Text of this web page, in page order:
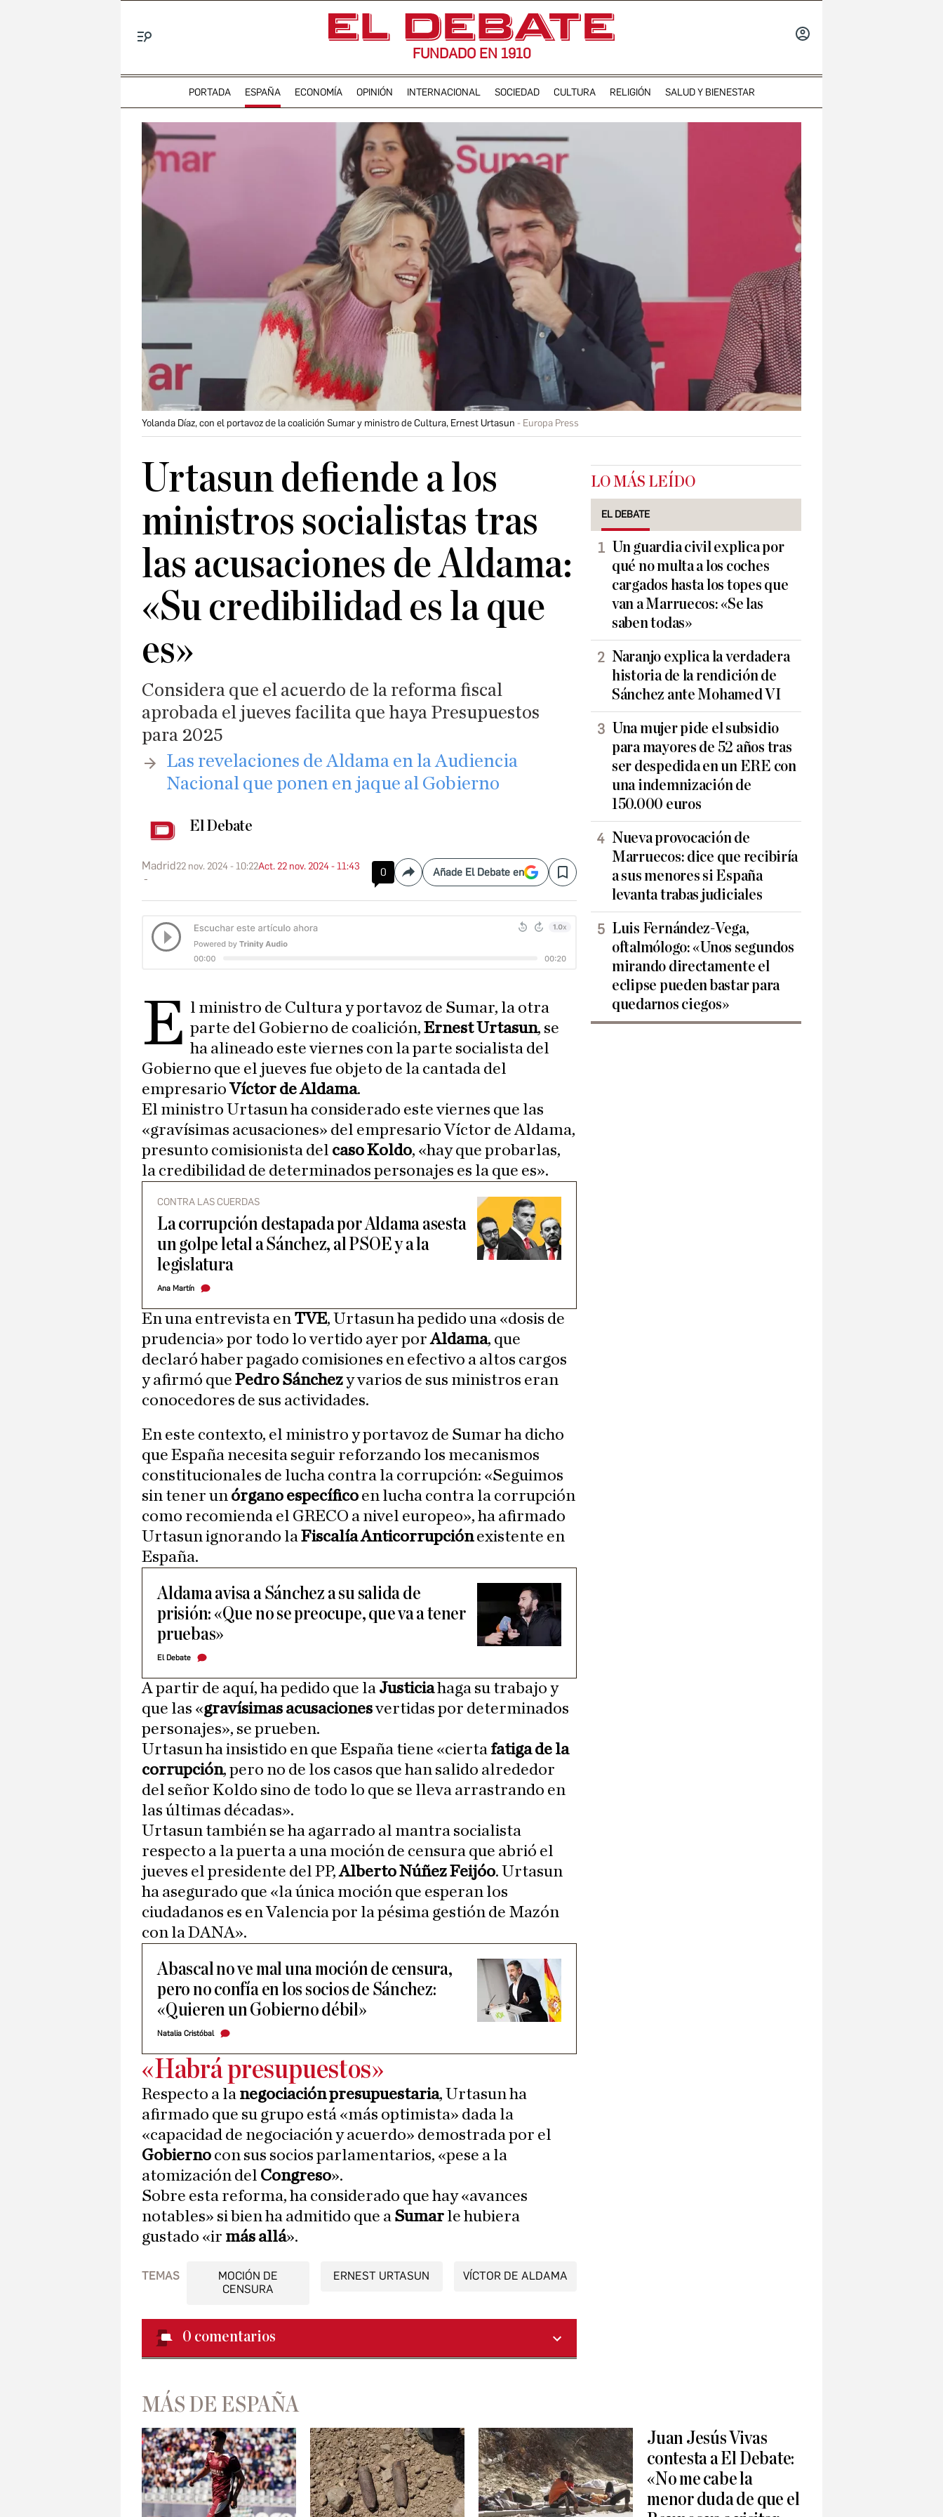
FUNDADO EN 1910
PORTADA ESPAÑA ECONOMÍA OPINIÓN INTERNACIONAL SOCIEDAD CULTURA RELIGIÓN SALUD Y BIENESTAR
Yolanda Díaz, con el portavoz de la coalición Sumar y ministro de Cultura, Ernest Urtasun Europa Press
Urtasun defiende a los
ministros socialistas tras
las acusaciones de Aldama:
«Su credibilidad es la que
es»
Considera que el acuerdo de la reforma fiscal
aprobada el jueves facilita que haya Presupuestos
para 2025
​Las revelaciones de Aldama en la Audiencia
Nacional que ponen en jaque al Gobierno
El Debate
Madrid22 nov. 2024 - 10:22Act. 22 nov. 2024 - 11:43 0 CompartirAñade El Debate en Save
E l ministro de Cultura y portavoz de Sumar, la otra
parte del Gobierno de coalición,Ernest Urtasun, se
ha alineado este viernes con la parte socialista del
Gobierno que el jueves fue objeto de la cantada del
empresarioVíctor de Aldama.
El ministro Urtasun ha considerado este viernes que las
«gravísimas acusaciones» del empresario Víctor de Aldama,
presunto comisionista del caso Koldo, «hay que probarlas,
la credibilidad de determinados personajes es la que es».
CONTRA LAS CUERDAS
La corrupción destapada por Aldama asesta
un golpe letal a Sánchez, al PSOE y a la
legislatura
Ana Martín
En una entrevista en TVE, Urtasun ha pedido una «dosis de
prudencia» por todo lo vertido ayer porAldama, que
declaró haber pagado comisiones en efectivo a altos cargos
y afirmó que Pedro Sánchezy varios de sus ministros eran
conocedores de sus actividades.
En este contexto, el ministro y portavoz de Sumar ha dicho
que España necesita seguir reforzando los mecanismos
constitucionales de lucha contra la corrupción: «Seguimos
sin tener un órgano específico en lucha contra la corrupción
como recomienda el GRECO a nivel europeo», ha afirmado
Urtasun ignorando laFiscalía Anticorrupciónexistente en
España.
Aldama avisa a Sánchez a su salida de
prisión: «Que no se preocupe, que va a tener
pruebas»
El Debate
A partir de aquí, ha pedido que la Justiciahaga su trabajo y
que las «gravísimas acusacionesvertidas por determinados
personajes», se prueben.
Urtasun ha insistido en que España tiene «cierta fatiga de la
corrupción, pero no de los casos que han salido alrededor
del señor Koldo sino de todo lo que se lleva arrastrando en
las últimas décadas».
Urtasun también se ha agarrado al mantra socialista
respecto a la puerta a una moción de censura que abrió el
jueves el presidente del PP,Alberto Núñez Feijóo. Urtasun
ha asegurado que «la única moción que esperan los
ciudadanos es en Valencia por la pésima gestión de Mazón
con la DANA».
Abascal no ve mal una moción de censura,
pero no confía en los socios de Sánchez:
«Quieren un Gobierno débil»
Natalia Cristóbal
«Habrá presupuestos»
Respecto a la negociación presupuestaria, Urtasun ha
afirmado que su grupo está «más optimista» dada la
«capacidad de negociación y acuerdo» demostrada por el
Gobierno con sus socios parlamentarios, «pese a la
atomización del Congreso».
Sobre esta reforma, ha considerado que hay «avances
notables» si bien ha admitido que a Sumar le hubiera
gustado «ir más allá».
TEMAS
MOCIÓN DE
CENSURA
ERNEST URTASUN VÍCTOR DE ALDAMA
0 comentarios
LO MÁS LEÍDO
EL DEBATE
Un guardia civil explica por
qué no multa a los coches
cargados hasta los topes que
van a Marruecos: «Se las
saben todas»
Naranjo explica la verdadera
historia de la rendición de
Sánchez ante Mohamed VI
Una mujer pide el subsidio
para mayores de 52 años tras
ser despedida en un ERE con
una indemnización de
150.000 euros
Nueva provocación de
Marruecos: dice que recibiría
a sus menores si España
levanta trabas judiciales
Luis Fernández-Vega,
oftalmólogo: «Unos segundos
mirando directamente el
eclipse pueden bastar para
quedarnos ciegos»
MÁS DE ESPAÑA
Juan Jesús Vivas
contesta a El Debate:
«No me cabe la
menor duda de que el